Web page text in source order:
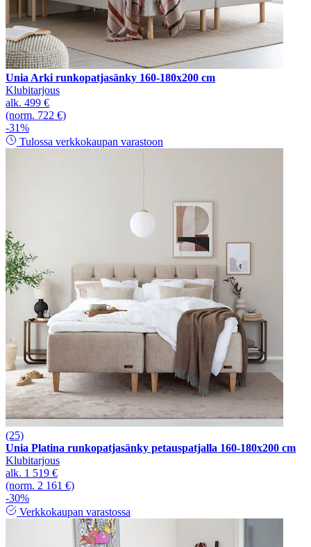
Unia Arki runkopatjasänky 160-180x200 cm
Klubitarjous
alk. 499 €
(norm. 722 €)
-31%
Tulossa verkkokaupan varastoon
(25)
Unia Platina runkopatjasänky petauspatjalla 160-180x200 cm
Klubitarjous
alk. 1 519 €
(norm. 2 161 €)
-30%
Verkkokaupan varastossa